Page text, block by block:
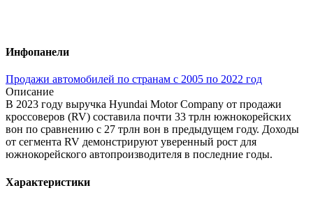
Инфопанели
Продажи автомобилей по странам с 2005 по 2022 год
Описание
В 2023 году выручка Hyundai Motor Company от продажи
кроссоверов (RV) составила почти 33 трлн южнокорейских
вон по сравнению с 27 трлн вон в предыдущем году. Доходы
от сегмента RV демонстрируют уверенный рост для
южнокорейского автопроизводителя в последние годы.
Характеристики